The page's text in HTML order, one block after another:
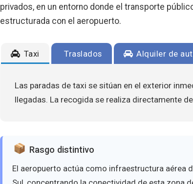
privados, en un entorno donde el transporte
estructurada con el aeropuerto.
Taxi Traslados Alquiler de
Las paradas de taxi se sitúan en el exterior
llegadas. La recogida se realiza directamente
Rasgo distintivo
El aeropuerto actúa como infraestructura aérea